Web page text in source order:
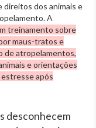
dos animais e
A
treinamento sobre
maus-tratos e
de atropelamentos,
e orientações
após
desconhecem